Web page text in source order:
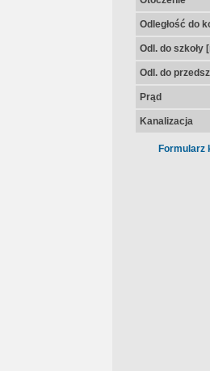
Odległość do
Odl. do szkoły
Odl. do
Prąd
Kanalizacja
Formularz